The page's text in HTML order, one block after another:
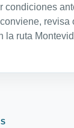
condiciones
revisa
la ruta